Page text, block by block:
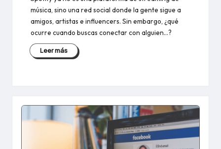
música, sino una red social donde la gente sigue a
amigos, artistas e influencers. Sin embargo, ¿qué
ocurre cuando buscas conectar con alguien…?
Leer más